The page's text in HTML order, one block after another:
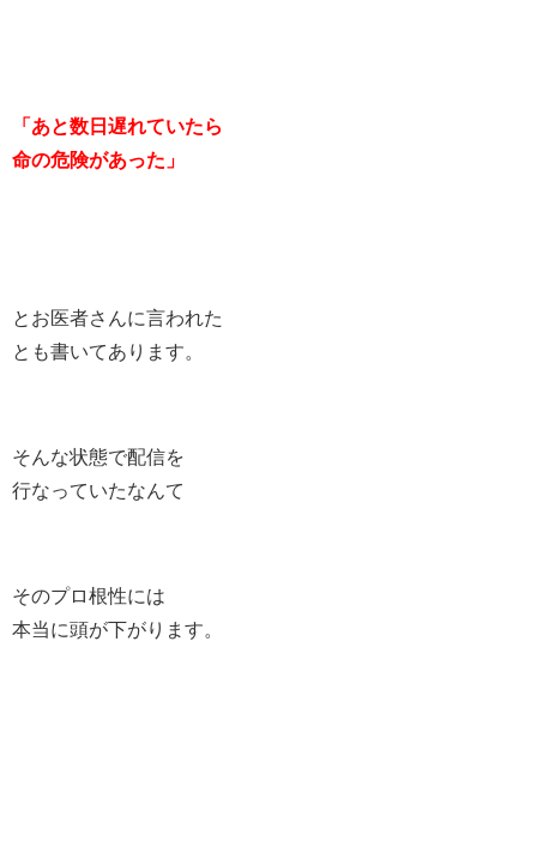
「あと数日遅れていたら
命の危険があった」
とお医者さんに言われた
とも書いてあります。
そんな状態で配信を
行なっていたなんて
そのプロ根性には
本当に頭が下がります。